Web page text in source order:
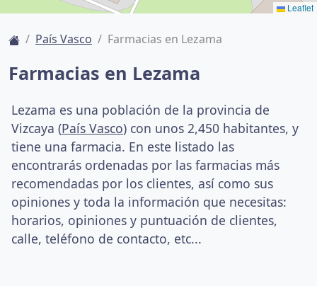
Leaflet
País Vasco Farmacias en Lezama
Farmacias en Lezama
Lezama es una población de la provincia de
Vizcaya (País Vasco) con unos 2,450 habitantes, y
tiene una farmacia. En este listado las
encontrarás ordenadas por las farmacias más
recomendadas por los clientes, así como sus
opiniones y toda la información que necesitas:
horarios, opiniones y puntuación de clientes,
calle, teléfono de contacto, etc...